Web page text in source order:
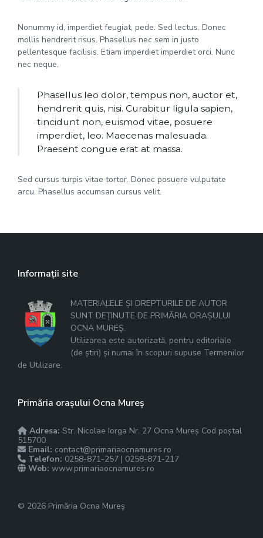
Nonummy id, imperdiet feugiat, pede. Sed lectus. Donec
mollis hendrerit risus. Phasellus nec sem in justo
pellentesque facilisis. Etiam imperdiet imperdiet orci. Nunc
nec neque.
Phasellus leo dolor, tempus non, auctor et,
hendrerit quis, nisi. Curabitur ligula sapien,
tincidunt non, euismod vitae, posuere
imperdiet, leo. Maecenas malesuada.
Praesent congue erat at massa.
Sed cursus turpis vitae tortor. Donec posuere vulputate
arcu. Phasellus accumsan cursus velit.
Informații site
MATERIALELE ȘI DREPTURILE DE AUTOR
SUNT DEȚINUTE DE PRIMĂRIA ORAȘULUI
OCNA MUREȘ.
Utilizarea este autorizată, pentru editoriale
(de știri) și numai în scopuri supuse Termenilor
de Utilizare.
Primăria orașului Ocna Mureș
Adresa: Str. Nicolae Iorga Nr. 27 Ocna Mureș Cod poștal
515700
Email: contact@primariaocnamures.ro
Telefon: 0258-871-257 | 0258-871-217
Web: www.primariaocnamures.ro
© 2026 Primăria Ocna Mureș